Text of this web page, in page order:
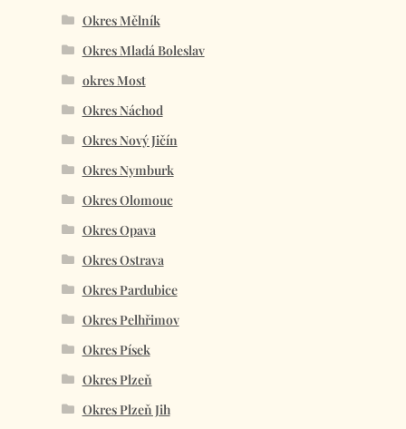
Okres Mělník
Okres Mladá Boleslav
okres Most
Okres Náchod
Okres Nový Jičín
Okres Nymburk
Okres Olomouc
Okres Opava
Okres Ostrava
Okres Pardubice
Okres Pelhřimov
Okres Písek
Okres Plzeň
Okres Plzeň Jih